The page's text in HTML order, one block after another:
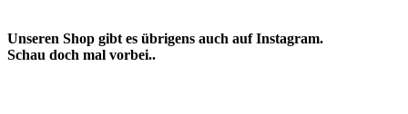
Unseren Shop gibt es übrigens auch auf Instagram.
Schau doch mal vorbei..